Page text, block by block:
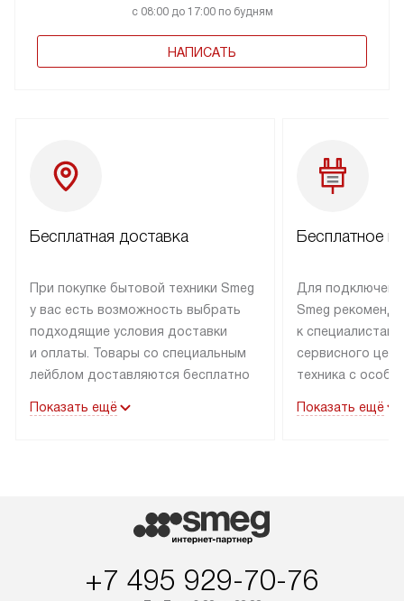
с 08:00 до 17:00 по будням
НАПИСАТЬ
Бесплатная доставка
При покупке бытовой техники Smeg
у вас есть возможность выбрать
подходящие условия доставки
и оплаты. Товары со специальным
лейблом доставляются бесплатно
до подъезда. Доставка за пределы
в течение трех дней. Доставка
в Санкт-Петербург и другие
регионы осуществляется через
транспортные компании. После
Показать ещё
Бесплатное
Для
Smeg
к специалистам
сервисного
техника с
коммуникациям.
и канализации в
от типа
Показать ещё
+7 495 929-70-76